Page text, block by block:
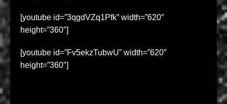
[youtube id=”3qgdVZq1Pfk” width=”620″
height=”360″]
[youtube id=”Fv5ekzTubwU” width=”620″
height=”360″]